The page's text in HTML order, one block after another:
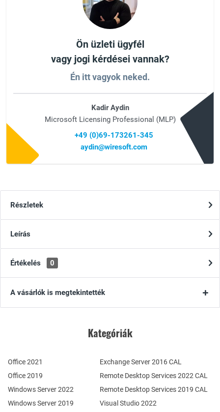
Ön üzleti ügyfél
vagy jogi kérdései vannak?
Én itt vagyok neked.
Kadir Aydin
Microsoft Licensing Professional (MLP)
+49 (0)69-173261-345
aydin@wiresoft.com
Részletek
Leírás
Értékelés 0
A vásárlók is megtekintették
Kategóriák
Office 2021
Office 2019
Windows Server 2022
Windows Server 2019
Remote Desktop Services 2022 CAL
Remote Desktop Services 2019 CAL
Exchange Server 2016 CAL
Visual Studio 2022